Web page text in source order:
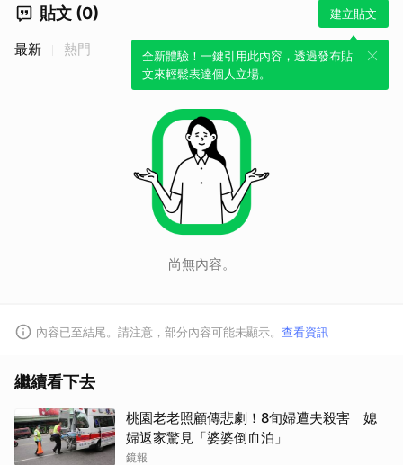
貼文 (0) 建立貼文
全新體驗！一鍵引用此內容，透過發布貼
文來輕鬆表達個人立場。
最新 熱門
尚無內容。
內容已至結尾。請注意，部分內容可能未顯示。 查看資訊
繼續看下去
桃園老老照顧傳悲劇！8旬婦遭夫殺害 媳
婦返家驚見「婆婆倒血泊」
鏡報